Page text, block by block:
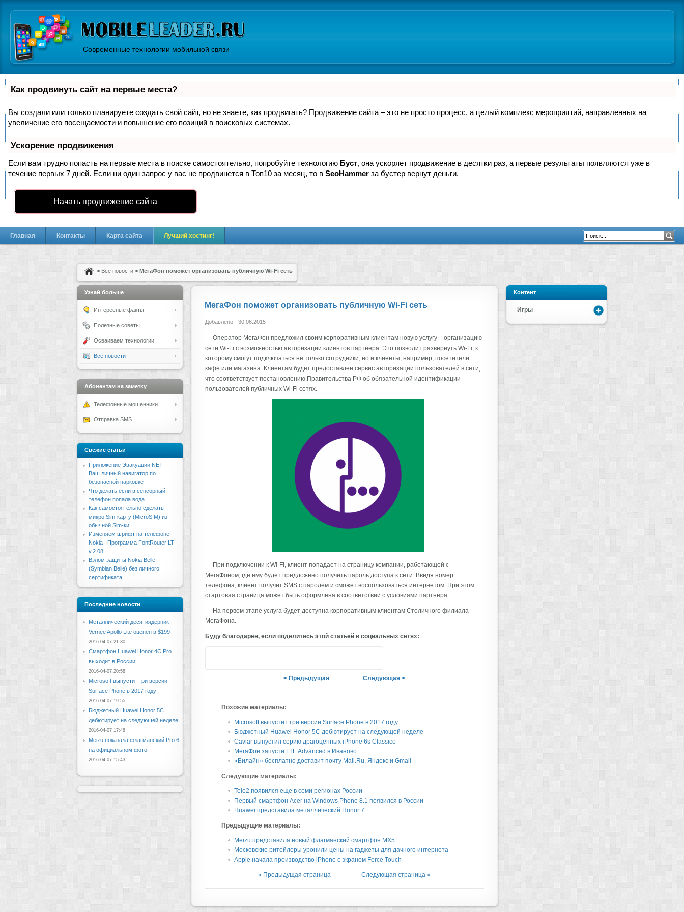
Современные технологии мобильной связи
Как продвинуть сайт на первые места?
Вы создали или только планируете создать свой сайт, но не знаете, как продвигать? Продвижение сайта – это не просто процесс, а целый комплекс мероприятий, направленных на
увеличение его посещаемости и повышение его позиций в поисковых системах.
Ускорение продвижения
Если вам трудно попасть на первые места в поиске самостоятельно, попробуйте технологию Буст, она ускоряет продвижение в десятки раз, а первые результаты появляются уже в
течение первых 7 дней. Если ни один запрос у вас не продвинется в Топ10 за месяц, то в SeoHammer за бустер вернут деньги.
Начать продвижение сайта
Главная Контакты Карта сайта Лучший хостинг!
> Все новости > МегаФон поможет организовать публичную Wi-Fi сеть
МегаФон поможет организовать публичную Wi-Fi сеть
Добавлено - 30.06.2015
Оператор МегаФон предложил своим корпоративным клиентам новую услугу – организацию
сети Wi-Fi с возможностью авторизации клиентов партнера. Это позволит развернуть Wi-Fi, к
которому смогут подключаться не только сотрудники, но и клиенты, например, посетители
кафе или магазина. Клиентам будет предоставлен сервис авторизации пользователей в сети,
что соответствует постановлению Правительства РФ об обязательной идентификации
пользователей публичных Wi-Fi сетях.
При подключении к Wi-Fi, клиент попадает на страницу компании, работающей с
МегаФоном, где ему будет предложено получить пароль доступа к сети. Введя номер
телефона, клиент получит SMS с паролем и сможет воспользоваться интернетом. При этом
стартовая страница может быть оформлена в соответствии с условиями партнера.
На первом этапе услуга будет доступна корпоративным клиентам Столичного филиала
МегаФона.
Буду благодарен, если поделитесь этой статьей в социальных сетях:
< Предыдущая Следующая >
Похожие материалы:
Microsoft выпустит три версии Surface Phone в 2017 году
Бюджетный Huawei Honor 5C дебютирует на следующей неделе
Caviar выпустил серию драгоценных iPhone 6s Classico
МегаФон запусти LTE Advanced в Иваново
«Билайн» бесплатно доставит почту Mail.Ru, Яндекс и Gmail
Следующие материалы:
Tele2 появился еще в семи регионах России
Первый смартфон Acer на Windows Phone 8.1 появился в России
Huawei представила металлический Honor 7
Предыдущие материалы:
Meizu представила новый флагманский смартфон MX5
Московские ритейлеры уронили цены на гаджеты для дачного интернета
Apple начала производство iPhone с экраном Force Touch
« Предыдущая страница Следующая страница »
Контент
Игры
Узнай больше
Интересные факты
Полезные советы
Осваиваем технологии
Все новости
Абонентам на заметку
Телефонные мошенники
Отправка SMS
Свежие статьи
Приложение Эвакуации.NET –
Ваш личный навигатор по
безопасной парковке
Что делать если в сенсорный
телефон попала вода
Как самостоятельно сделать
микро Sim-карту (MicroSIM) из
обычной Sim-ки
Изменяем шрифт на телефоне
Nokia | Программа FontRouter LT
v.2.08
Взлом защиты Nokia Belle
(Symbian Belle) без личного
сертификата
Последние новости
Металлический десятиядерник
Vernee Apollo Lite оценен в $199
2016-04-07 21:30
Смартфон Huawei Honor 4C Pro
выходит в России
2016-04-07 20:58
Microsoft выпустит три версии
Surface Phone в 2017 году
2016-04-07 19:55
Бюджетный Huawei Honor 5C
дебютирует на следующей неделе
2016-04-07 17:48
Meizu показала флагманский Pro 6
на официальном фото
2016-04-07 15:43